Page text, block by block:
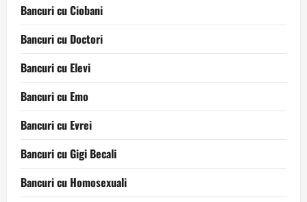
Bancuri cu Ciobani
Bancuri cu Doctori
Bancuri cu Elevi
Bancuri cu Emo
Bancuri cu Evrei
Bancuri cu Gigi Becali
Bancuri cu Homosexuali